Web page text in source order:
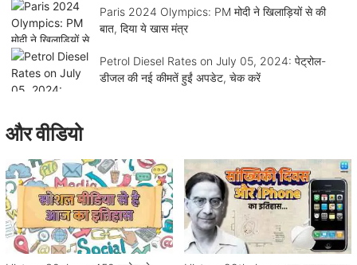
Paris 2024 Olympics: PM मोदी ने खिलाड़ियों से की
बात, दिया ये खास मंत्र
Petrol Diesel Rates on July 05, 2024: पेट्रोल-
डीजल की नई कीमतें हुईं अपडेट, चेक करें
और वीडियो